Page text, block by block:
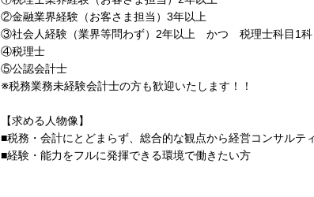
②金融業界経験（お客さま担当）3年以上
③社会人経験（業界等問わず）2年以上 かつ 税理士科目1科
④税理士
⑤公認会計士
※税務業務未経験会計士の方も歓迎いたします！！
【求める人物像】
■税務・会計にとどまらず、総合的な観点から経営コンサルテ
■経験・能力をフルに発揮できる環境で働きたい方